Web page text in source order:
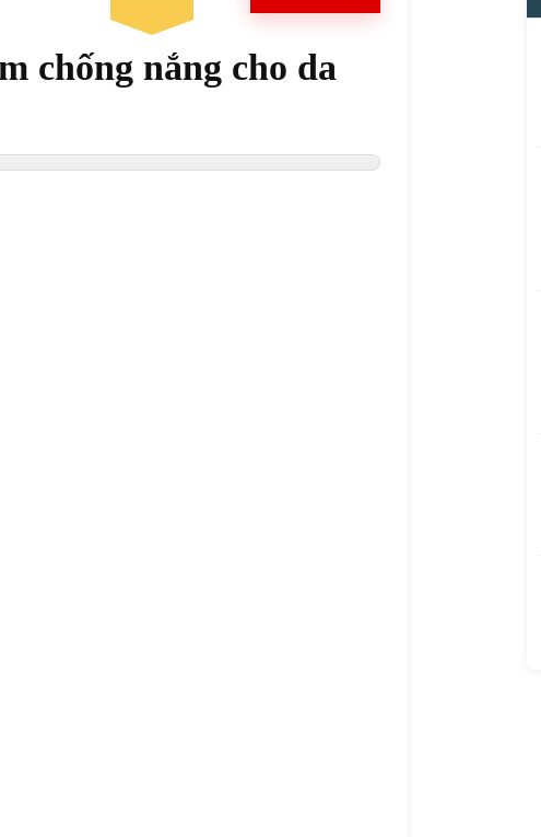
chống nắng cho da